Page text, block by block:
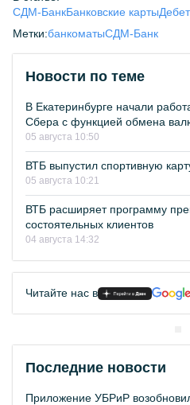
СДМ-БанкБанковские карты
Метки:банкоматыСДМ-Банк
Новости по теме
В Екатеринбурге начали
Сбера с функцией обмена
05 августа 10:50
ВТБ выпустил спортивную
05 августа 10:21
ВТБ расширяет программу
состоятельных клиентов
04 августа 14:32
Читайте нас в
Последние новости
Приложение УБРиР